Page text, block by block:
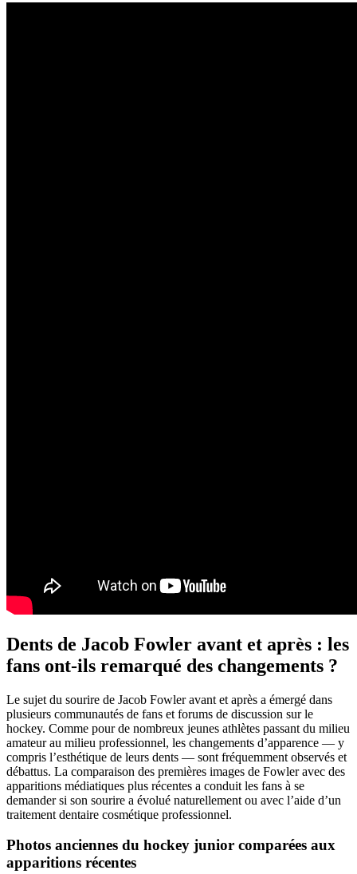
Dents de Jacob Fowler avant et après : les
fans ont-ils remarqué des changements ?
Le sujet du sourire de Jacob Fowler avant et après a émergé dans
plusieurs communautés de fans et forums de discussion sur le
hockey. Comme pour de nombreux jeunes athlètes passant du milieu
amateur au milieu professionnel, les changements d’apparence — y
compris l’esthétique de leurs dents — sont fréquemment observés et
débattus. La comparaison des premières images de Fowler avec des
apparitions médiatiques plus récentes a conduit les fans à se
demander si son sourire a évolué naturellement ou avec l’aide d’un
traitement dentaire cosmétique professionnel.
Photos anciennes du hockey junior comparées aux
apparitions récentes